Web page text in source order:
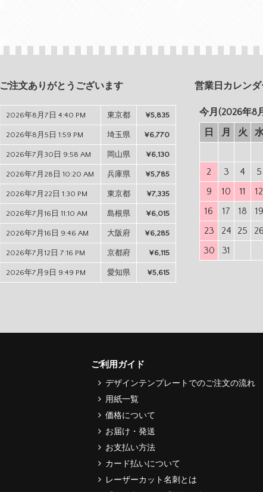
ご注文ありがとうございます
2026年8月7日 4:40 PM 東京都 ¥5,835
2026年8月5日 1:59 PM 埼玉県 ¥6,770
2026年7月30日 9:58 AM 岡山県 ¥6,130
2026年7月28日 10:20 AM 兵庫県 ¥5,785
2026年7月22日 1:30 PM 東京都 ¥7,335
2026年7月16日 11:10 AM 島根県 ¥6,015
2026年7月16日 9:46 AM 大阪府 ¥6,285
2026年7月12日 7:16 PM 京都府 ¥6,115
2026年7月9日 9:49 PM 愛知県 ¥5,615
営業日カレンダ
今月(2026年8
日
月 火
2
3 4 5
9
10 11 12
16
17 18 19
23
24 25 26
30
31
ご利用ガイド
デザインテンプレートでのご注文の流れ
用紙一覧
価格について
お届け・発送
お支払い方法
カード払いについて
レーザーカット名刺とは